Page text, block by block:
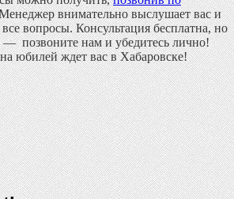
внимательно выслушает вас и
вопросы. Консультация бесплатна, но
— позвоните нам и убедитесь лично!
юбилей ждет вас в Хабаровске!